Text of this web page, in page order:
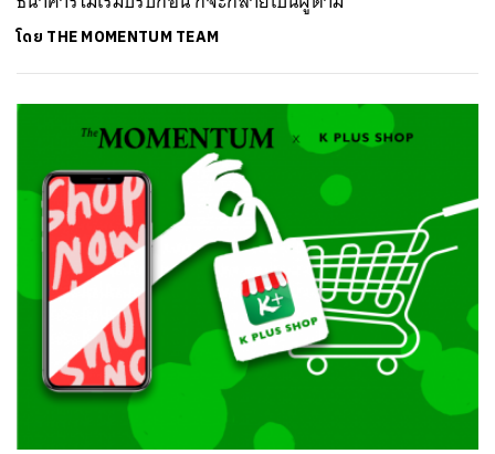
โดย THE MOMENTUM TEAM
ค้นหา
SHARE TWEET LINE EMAIL